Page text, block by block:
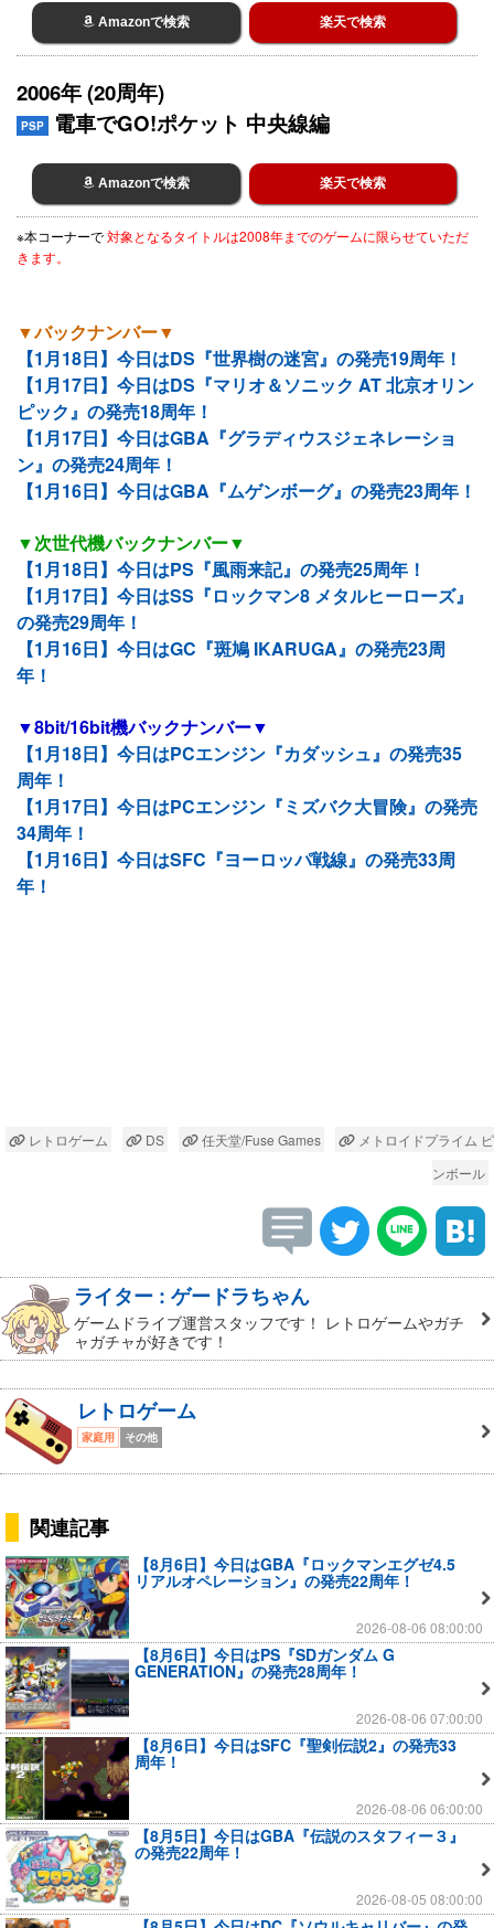
Amazonで検索 楽天で検索
2006年 (20周年)
PSP 電車でGO!ポケット 中央線編
Amazonで検索 楽天で検索
※本コーナーで対象となるタイトルは2008年までのゲームに限らせていただ
きます。
▼バックナンバー▼
【1月18日】今日はDS『世界樹の迷宮』の発売19周年！
【1月17日】今日はDS『マリオ＆ソニック AT 北京オリン
ピック』の発売18周年！
【1月17日】今日はGBA『グラディウスジェネレーショ
ン』の発売24周年！
【1月16日】今日はGBA『ムゲンボーグ』の発売23周年！
▼次世代機バックナンバー▼
【1月18日】今日はPS『風雨来記』の発売25周年！
【1月17日】今日はSS『ロックマン8 メタルヒーローズ』
の発売29周年！
【1月16日】今日はGC『斑鳩 IKARUGA』の発売23周
年！
▼8bit/16bit機バックナンバー▼
【1月18日】今日はPCエンジン『カダッシュ』の発売35
周年！
【1月17日】今日はPCエンジン『ミズバク大冒険』の発売
34周年！
【1月16日】今日はSFC『ヨーロッパ戦線』の発売33周
年！
レトロゲーム DS 任天堂/Fuse Games
メトロイドプライム ピ
ンボール
ライター : ゲードラちゃん
ゲームドライブ運営スタッフです！ レトロゲームやガチ
ャガチャが好きです！
レトロゲーム
家庭用 その他
関連記事
【8月6日】今日はGBA『ロックマンエグゼ4.5
リアルオペレーション』の発売22周年！
2026-08-06 08:00:00
【8月6日】今日はPS『SDガンダム G
GENERATION』の発売28周年！
2026-08-06 07:00:00
【8月6日】今日はSFC『聖剣伝説2』の発売33
周年！
2026-08-06 06:00:00
【8月5日】今日はGBA『伝説のスタフィー３』
の発売22周年！
2026-08-05 08:00:00